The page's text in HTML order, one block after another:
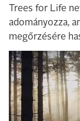
Trees for Life
adományozza,
megőrzésére